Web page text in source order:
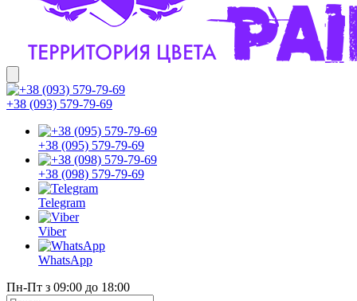
+38 (093) 579-79-69
+38 (095) 579-79-69
+38 (098) 579-79-69
Telegram
Viber
WhatsApp
Пн-Пт з 09:00 до 18:00